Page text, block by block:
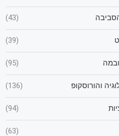
(43)
(39)
(95)
והורוסקופ (136)
(94)
(63)